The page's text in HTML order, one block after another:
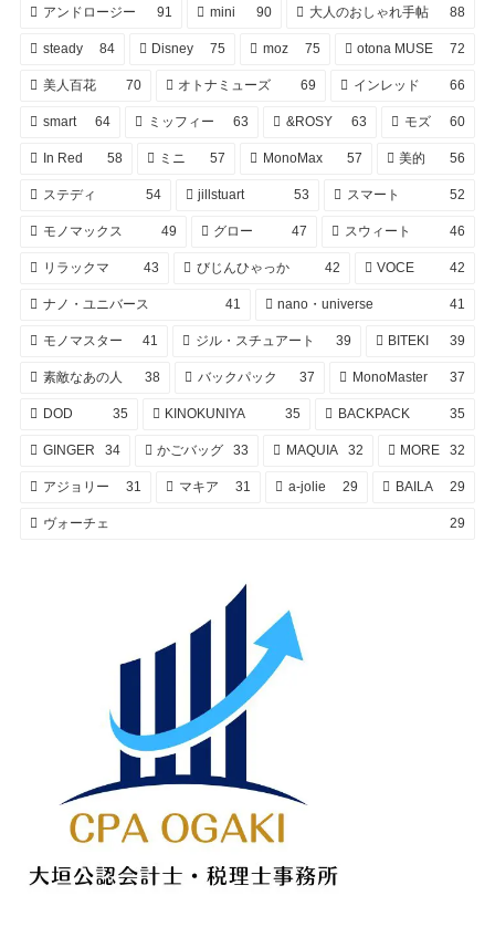
アンドロージー 91 mini 90 大人のおしゃれ手帖 88
steady 84 Disney 75 moz 75 otona MUSE 72
美人百花 70 オトナミューズ 69 インレッド 66
smart 64 ミッフィー 63 &ROSY 63 モズ 60
In Red 58 ミニ 57 MonoMax 57 美的 56
ステディ 54 jillstuart 53 スマート 52
モノマックス 49 グロー 47 スウィート 46
リラックマ 43 びじんひゃっか 42 VOCE 42
ナノ・ユニバース 41 nano・universe 41
モノマスター 41 ジル・スチュアート 39 BITEKI 39
素敵なあの人 38 バックパック 37 MonoMaster 37
DOD 35 KINOKUNIYA 35 BACKPACK 35
GINGER 34 かごバッグ 33 MAQUIA 32 MORE 32
アジョリー 31 マキア 31 a-jolie 29 BAILA 29
ヴォーチェ 29